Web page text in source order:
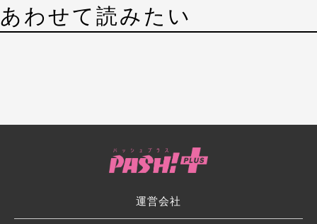
あわせて読みたい
運営会社